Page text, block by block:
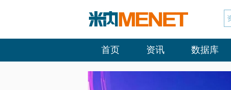
首页 资讯 数据库